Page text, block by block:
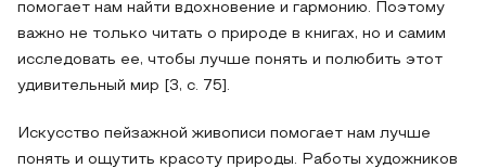
помогает нам найти вдохновение и гармонию. Поэтому
важно не только читать о природе в книгах, но и самим
исследовать ее, чтобы лучше понять и полюбить этот
удивительный мир [3, с. 75].
Искусство пейзажной живописи помогает нам лучше
понять и ощутить красоту природы. Работы художников